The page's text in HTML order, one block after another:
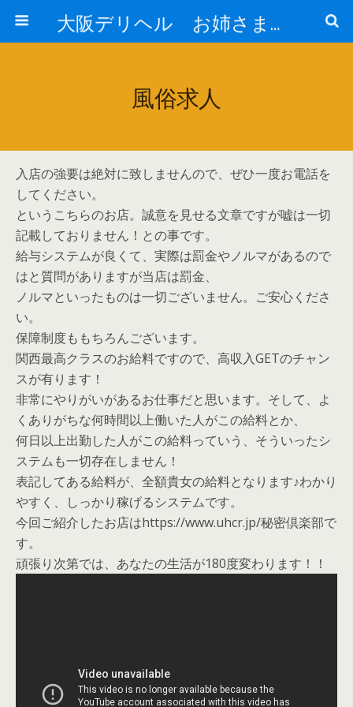
大阪デリヘル お姉さま系風俗
風俗求人
入店の強要は絶対に致しませんので、ぜひ一度お電話を
してください。
というこちらのお店。誠意を見せる文章ですが嘘は一切
記載しておりません！との事です。
給与システムが良くて、実際は罰金やノルマがあるので
はと質問がありますが当店は罰金、
ノルマといったものは一切ございません。ご安心くださ
い。
保障制度ももちろんございます。
関西最高クラスのお給料ですので、高収入GETのチャン
スが有ります！
非常にやりがいがあるお仕事だと思います。そして、よ
くありがちな何時間以上働いた人がこの給料とか、
何日以上出勤した人がこの給料っていう、そういったシ
ステムも一切存在しません！
表記してある給料が、全額貴女の給料となります♪わかり
やすく、しっかり稼げるシステムです。
今回ご紹介したお店はhttps://www.uhcr.jp/秘密倶楽部で
す。
頑張り次第では、あなたの生活が180度変わります！！